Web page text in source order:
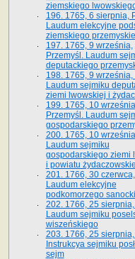
ziemskiego
196. 1765, 6 sierpnia,
Laudum elekcyjne
ziemskiego
197. 1765, 9 września,
Przemyśl. Laudum
deputackiego
198. 1765, 9 września,
Laudum sejmiku
ziemi lwowskiej i
199. 1765, 10
Przemyśl. Laudum
gospodarskiego
200. 1765, 10
Laudum sejmiku
gospodarskiego ziemi
i powiatu
201. 1766, 30
Laudum elekcyjne
podkomorzego
202. 1766, 25
Laudum sejmiku
wiszeńskiego
203. 1766, 25
Instrukcya sejmiku
sejm